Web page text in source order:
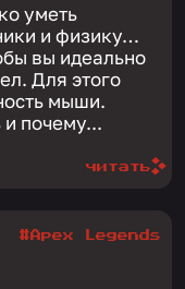
уметь
и физику…
вы идеально
Для этого
мыши.
и почему...
читать
#Apex Legends